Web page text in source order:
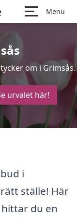
Menu
om i Grimsås.
urvalet här!
i
ställe! Här
du en